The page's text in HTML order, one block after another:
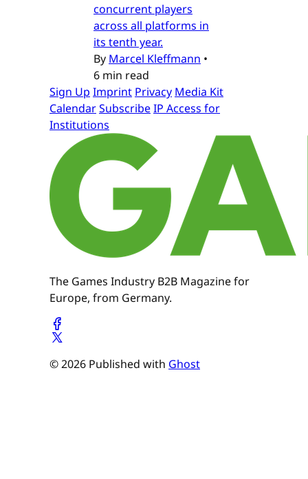
concurrent players
across all platforms in
its tenth year.
By Marcel Kleffmann •
6 min read
Sign Up Imprint Privacy Media Kit
CalendarSubscribeIP Access for
Institutions
The Games Industry B2B Magazine for
Europe, from Germany.
© 2026 Published with Ghost